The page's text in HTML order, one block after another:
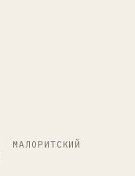
МАЛОРИТСКИЙ